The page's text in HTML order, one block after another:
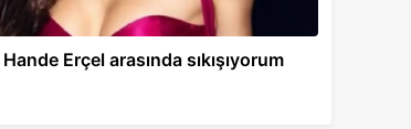
Erçel arasında sıkışıyorum